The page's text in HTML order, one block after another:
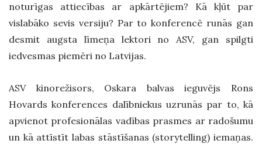
noturīgas attiecības ar apkārtējiem? Kā kļūt par
vislabāko sevis versiju? Par to konferencē runās gan
desmit augsta līmeņa lektori no ASV, gan spilgti
iedvesmas piemēri no Latvijas.
ASV kinorežisors, Oskara balvas ieguvējs Rons
Hovards konferences dalībniekus uzrunās par to, kā
apvienot profesionālas vadības prasmes ar radošumu
un kā attīstīt labas stāstīšanas (storytelling) iemaņas.